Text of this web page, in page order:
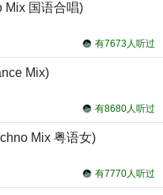
Mix 国语合唱)
有7673人听过
Mix)
有8680人听过
Mix 粤语女)
有7770人听过